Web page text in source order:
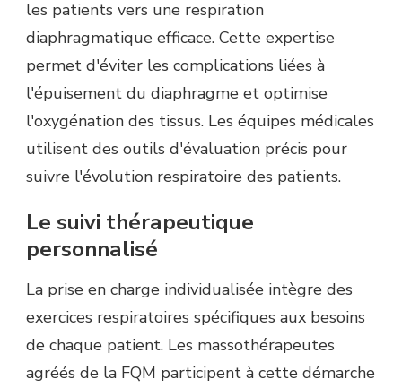
les patients vers une respiration
diaphragmatique efficace. Cette expertise
permet d'éviter les complications liées à
l'épuisement du diaphragme et optimise
l'oxygénation des tissus. Les équipes médicales
utilisent des outils d'évaluation précis pour
suivre l'évolution respiratoire des patients.
Le suivi thérapeutique
personnalisé
La prise en charge individualisée intègre des
exercices respiratoires spécifiques aux besoins
de chaque patient. Les massothérapeutes
agréés de la FQM participent à cette démarche